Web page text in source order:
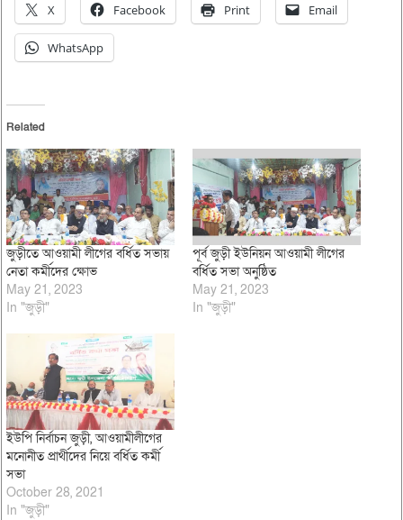
X Facebook Print Email
WhatsApp
Related
জুড়ীতে আওয়ামী লীগের বর্ধিত সভায়
নেতা কর্মীদের ক্ষোভ
May 21, 2023
In "জুড়ী"
পূর্ব জুড়ী ইউনিয়ন আওয়ামী লীগের
বর্ধিত সভা অনুষ্ঠিত
May 21, 2023
In "জুড়ী"
ইউপি নির্বাচন জুড়ী, আওয়ামীলীগের
মনোনীত প্রার্থীদের নিয়ে বর্ধিত কর্মী
সভা
October 28, 2021
In "জুড়ী"